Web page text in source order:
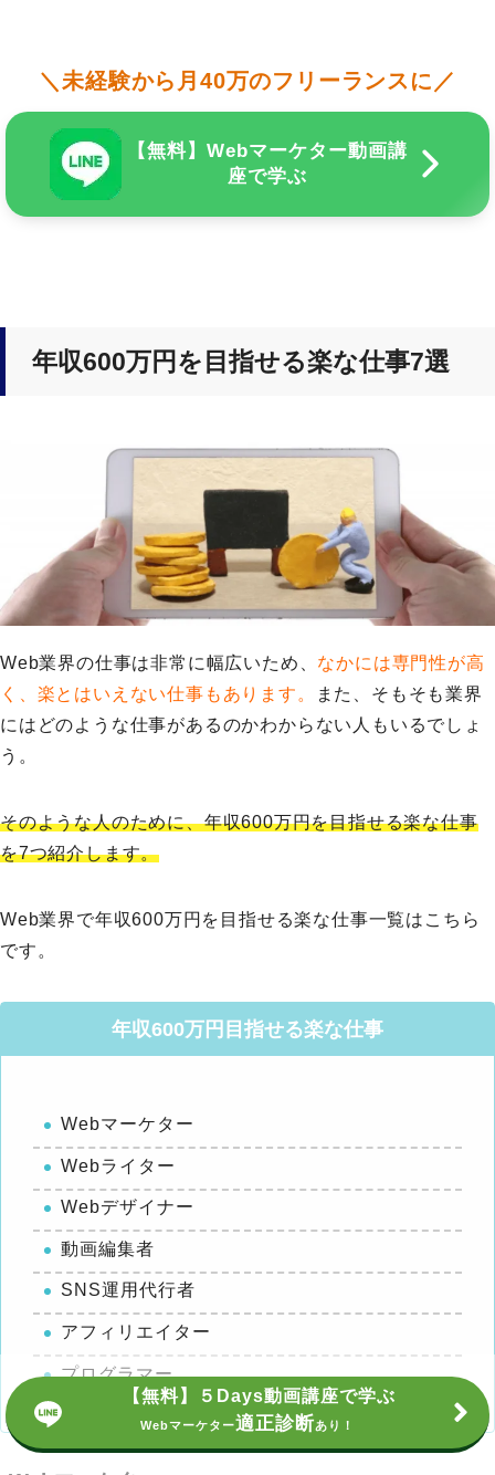
＼未経験から月40万のフリーランスに／
【無料】Webマーケター動画講
座で学ぶ
年収600万円を目指せる楽な仕事7選
Web業界の仕事は非常に幅広いため、 なかには専門性が高
く、楽とはいえない仕事もあります。
また、そもそも業界
にはどのような仕事があるのかわからない人もいるでしょ
う。
そのような人のために、年収600万円を目指せる楽な仕事
を7つ紹介します。
Web業界で年収600万円を目指せる楽な仕事一覧はこちら
です。
年収600万円目指せる楽な仕事
Webマーケター
Webライター
Webデザイナー
動画編集者
SNS運用代行者
アフィリエイター
プログラマー
【無料】５Days動画講座で学ぶ
Webマーケター適正診断あり！